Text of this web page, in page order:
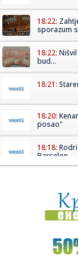
18:22:
sporazum
18:22:
bud...
18:21:
18:20:
posao"
18:18:
Barselon...
18:13:
18:11: